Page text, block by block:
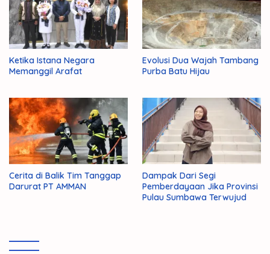
Ketika Istana Negara
Memanggil Arafat
Evolusi Dua Wajah Tambang
Purba Batu Hijau
Cerita di Balik Tim Tanggap
Darurat PT AMMAN
Dampak Dari Segi
Pemberdayaan Jika Provinsi
Pulau Sumbawa Terwujud